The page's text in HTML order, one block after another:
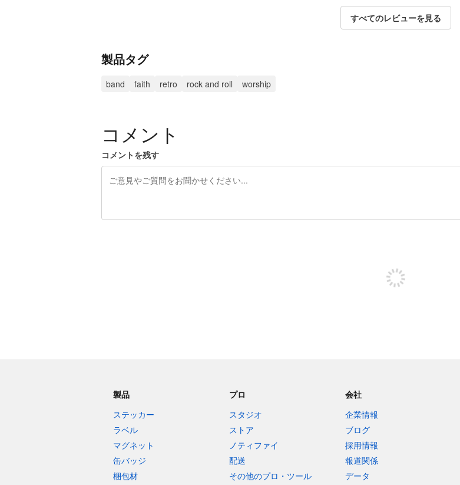
すべてのレビューを見る
製品タグ
band faith retro rock and roll worship
コメント
コメントを残す
製品
ステッカー
ラベル
マグネット
缶バッジ
梱包材
プロ
スタジオ
ストア
ノティファイ
配送
その他のプロ・ツール
会社
企業情報
ブログ
採用情報
報道関係
データ